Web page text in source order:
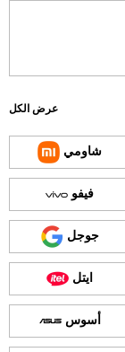
عرض الكل
شاومي
فيفو
جوجل
ايتل
أسوس